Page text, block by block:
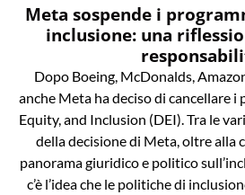
Meta sospende i
inclusione: una
Dopo Boeing, McDonalds,
anche Meta ha deciso di cancellare
Equity, and Inclusion (DEI). Tra le
della decisione di Meta, oltre alla
panorama giuridico e politico
c’è l’idea che le politiche di